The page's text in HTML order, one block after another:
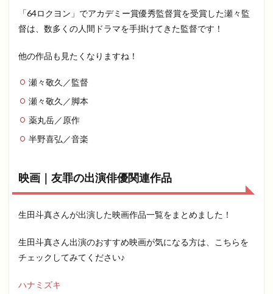
「64ロクヨン」でアカデミー賞優秀監督賞を受賞した瀬々監
督は、数多くの人間ドラマを手掛けてきた監督です！
他の作品も見たくなりますね！
瀬々敬久／監督
瀬々敬久／脚本
薬丸岳／原作
半野喜弘／音楽
映画｜友罪の出演俳優関連作品
生田斗真さんが出演した映画作品一覧をまとめました！
生田斗真さん出演のおすすめ映画が気になる方は、こちらを
チェックしてみてください♪
ハナミズキ